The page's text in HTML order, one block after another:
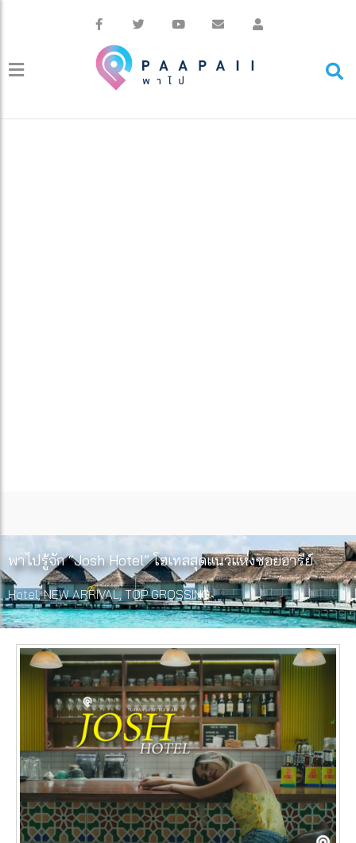
พาไปรู้จัก “Josh Hotel” โฮเทลสุดแนวแห่งซอยอารีย์
Hotel,NEW ARRIVAL,TOP GROSSING